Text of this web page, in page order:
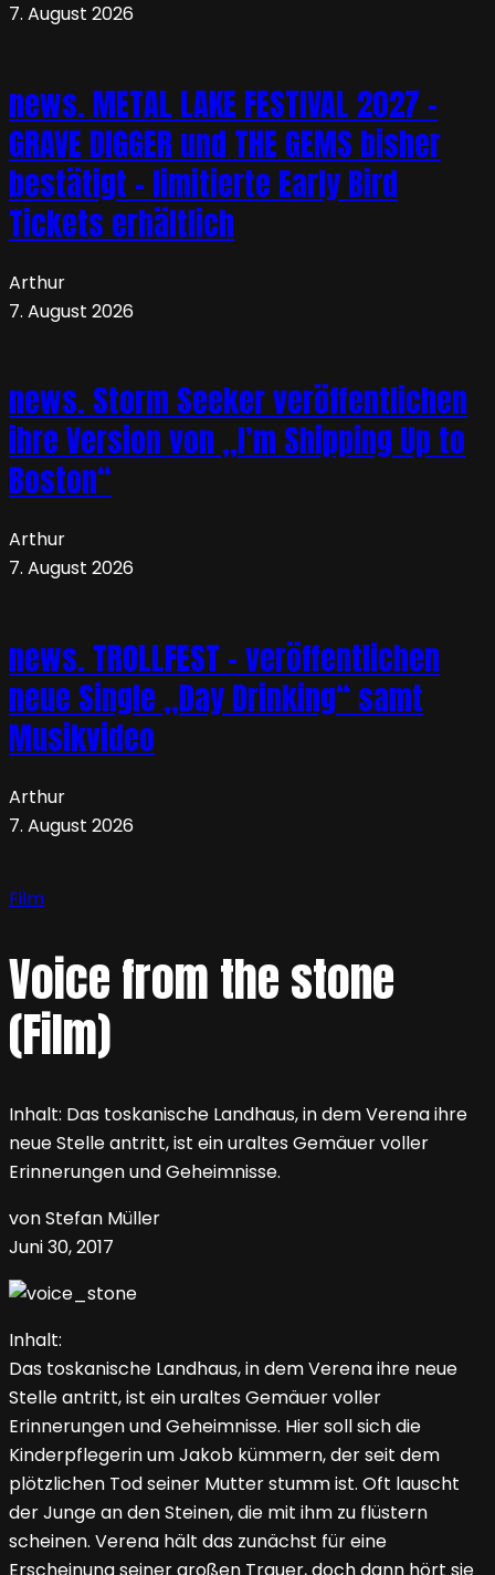
7. August 2026
news. METAL LAKE FESTIVAL 2027 –
GRAVE DIGGER und THE GEMS bisher
bestätigt – limitierte Early Bird
Tickets erhältlich
Arthur
7. August 2026
news. Storm Seeker veröffentlichen
ihre Version von „I’m Shipping Up to
Boston“
Arthur
7. August 2026
news. TROLLFEST – veröffentlichen
neue Single „Day Drinking“ samt
Musikvideo
Arthur
7. August 2026
Film
Voice from the stone
(Film)
Inhalt: Das toskanische Landhaus, in dem Verena ihre
neue Stelle antritt, ist ein uraltes Gemäuer voller
Erinnerungen und Geheimnisse.
von Stefan Müller
Juni 30, 2017
Inhalt:
Das toskanische Landhaus, in dem Verena ihre neue
Stelle antritt, ist ein uraltes Gemäuer voller
Erinnerungen und Geheimnisse. Hier soll sich die
Kinderpflegerin um Jakob kümmern, der seit dem
plötzlichen Tod seiner Mutter stumm ist. Oft lauscht
der Junge an den Steinen, die mit ihm zu flüstern
scheinen. Verena hält das zunächst für eine